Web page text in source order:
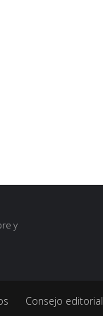
y
Consejo editorial